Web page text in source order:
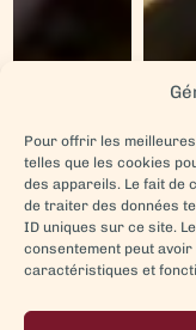
Pour offrir les
telles que les cookies
des appareils. Le fait de
de traiter des données
ID uniques sur ce site.
consentement peut
caractéristiques et